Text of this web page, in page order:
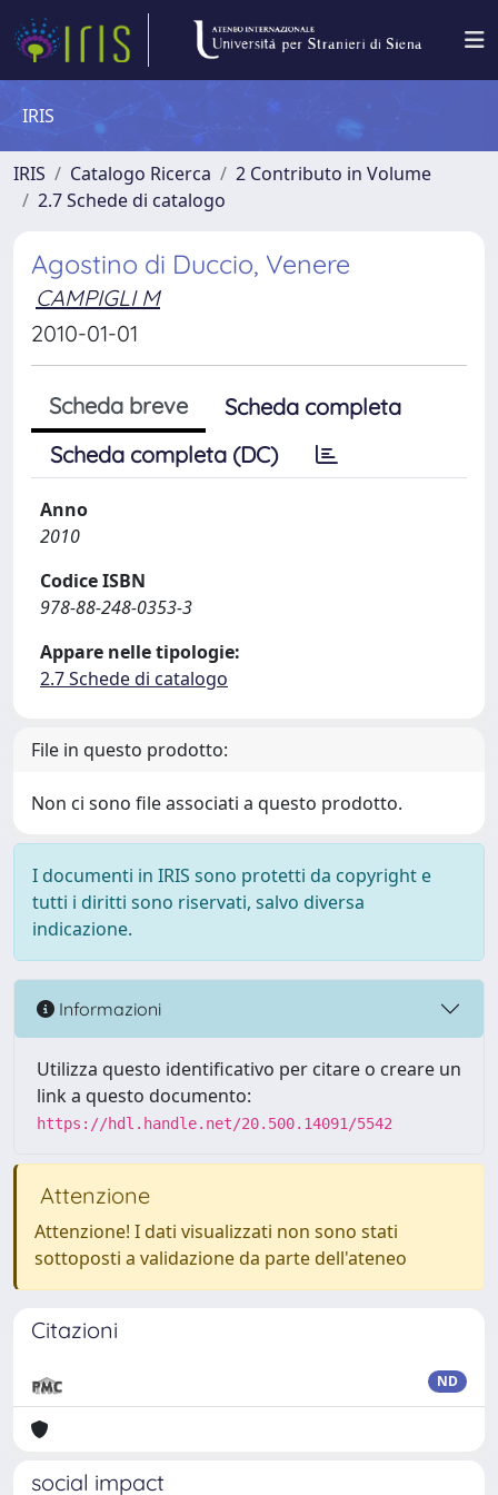
IRIS
IRIS Catalogo Ricerca
2 Contributo in Volume
2.7 Schede di catalogo
Agostino di Duccio, Venere
CAMPIGLI M
2010-01-01
Scheda breve
Scheda completa
Scheda completa (DC)
Anno
2010
Codice ISBN
978-88-248-0353-3
Appare nelle tipologie:
2.7 Schede di catalogo
File in questo prodotto:
Non ci sono file associati a questo prodotto.
I documenti in IRIS sono protetti da copyright e
tutti i diritti sono riservati, salvo diversa
indicazione.
Informazioni
Utilizza questo identificativo per citare o creare un
link a questo documento:
https://hdl.handle.net/20.500.14091/5542
Attenzione
Attenzione! I dati visualizzati non sono stati
sottoposti a validazione da parte dell'ateneo
Citazioni
ND
social impact